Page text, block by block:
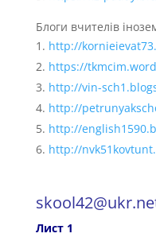
Блоги вчителів
http://
https://
http://vin-
http://
http://
http://
Лист 1